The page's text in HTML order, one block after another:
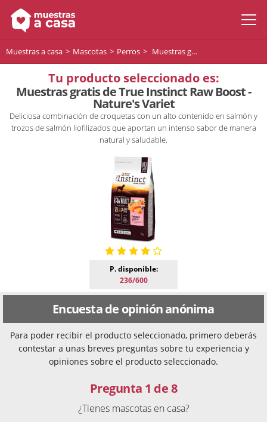
Muestras a casa Mascotas Perros Muestras gratis de True Instinct Raw Boost - Nature's Variet
Tu producto seleccionado es:
Muestras gratis de True Instinct Raw Boost -
Nature's Variet
Deliciosa combinación de croquetas con un alto contenido en salmón y
trozos de salmón liofilizados que aportan un intenso sabor de manera
natural y saludable.
P. disponible:
236/600
Encuesta de opinión anónima
Para poder recibir el producto seleccionado, primero deberás
contestar a unas breves preguntas sobre tu experiencia y
opiniones sobre el producto seleccionado.
Pregunta 1 de 8
¿Tienes mascotas en casa?